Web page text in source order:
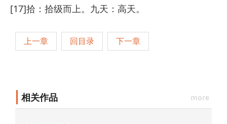
[17]拾：拾级而上。九天：高天。
上一章 回目录 下一章
相关作品 more